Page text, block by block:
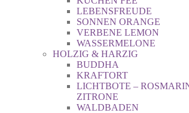
LEBENSFREUDE
SONNEN ORANGE
VERBENE LEMON
WASSERMELONE
HOLZIG & HARZIG
BUDDHA
KRAFTORT
LICHTBOTE –
ZITRONE
WALDBADEN